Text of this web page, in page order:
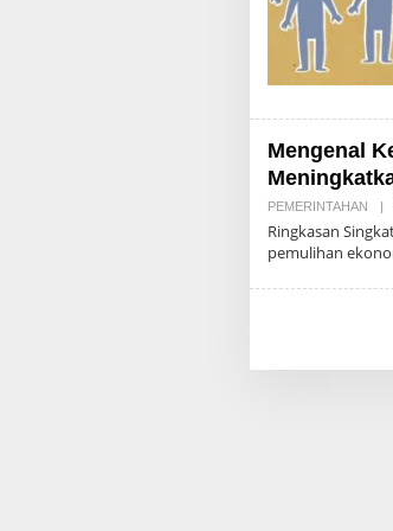
Mengenal
PEMERINTAHAN |
Ringkasan
pemulihan